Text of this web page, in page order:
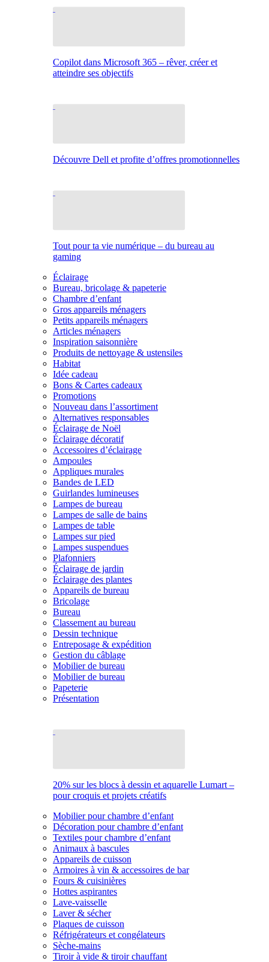
Copilot dans Microsoft 365 – rêver, créer et
atteindre ses objectifs
Découvre Dell et profite d’offres promotionnelles
Tout pour ta vie numérique – du bureau au
gaming
Éclairage
Bureau, bricolage & papeterie
Chambre d’enfant
Gros appareils ménagers
Petits appareils ménagers
Articles ménagers
Inspiration saisonnière
Produits de nettoyage & ustensiles
Habitat
Idée cadeau
Bons & Cartes cadeaux
Promotions
Nouveau dans l’assortiment
Alternatives responsables
Éclairage de Noël
Éclairage décoratif
Accessoires d’éclairage
Ampoules
Appliques murales
Bandes de LED
Guirlandes lumineuses
Lampes de bureau
Lampes de salle de bains
Lampes de table
Lampes sur pied
Lampes suspendues
Plafonniers
Éclairage de jardin
Éclairage des plantes
Appareils de bureau
Bricolage
Bureau
Classement au bureau
Dessin technique
Entreposage & expédition
Gestion du câblage
Mobilier de bureau
Mobilier de bureau
Papeterie
Présentation
20% sur les blocs à dessin et aquarelle Lumart –
pour croquis et projets créatifs
Mobilier pour chambre d’enfant
Décoration pour chambre d’enfant
Textiles pour chambre d’enfant
Animaux à bascules
Appareils de cuisson
Armoires à vin & accessoires de bar
Fours & cuisinières
Hottes aspirantes
Lave-vaisselle
Laver & sécher
Plaques de cuisson
Réfrigérateurs et congélateurs
Sèche-mains
Tiroir à vide & tiroir chauffant